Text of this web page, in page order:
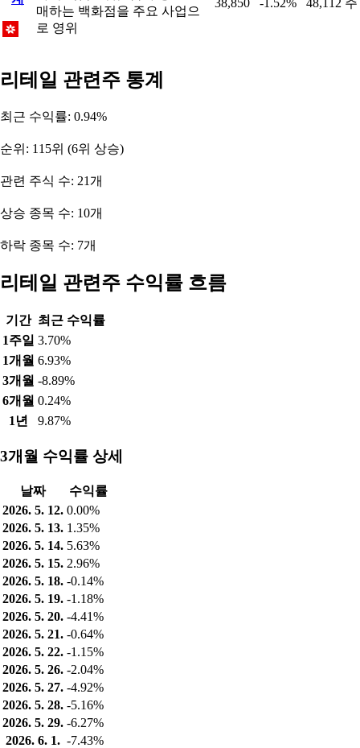
매하는 백화점을 주요 사업으
로 영위
38,850 -1.52% 48,112 주
리테일 관련주 통계
최근 수익률: 0.94%
순위: 115위 (6위 상승)
관련 주식 수: 21개
상승 종목 수: 10개
하락 종목 수: 7개
리테일 관련주 수익률 흐름
기간 최근 수익률
1주일 3.70%
1개월 6.93%
3개월 -8.89%
6개월 0.24%
1년
9.87%
3개월 수익률 상세
날짜
수익률
2026. 5. 12. 0.00%
2026. 5. 13. 1.35%
2026. 5. 14. 5.63%
2026. 5. 15. 2.96%
2026. 5. 18. -0.14%
2026. 5. 19. -1.18%
2026. 5. 20. -4.41%
2026. 5. 21. -0.64%
2026. 5. 22. -1.15%
2026. 5. 26. -2.04%
2026. 5. 27. -4.92%
2026. 5. 28. -5.16%
2026. 5. 29. -6.27%
2026. 6. 1. -7.43%